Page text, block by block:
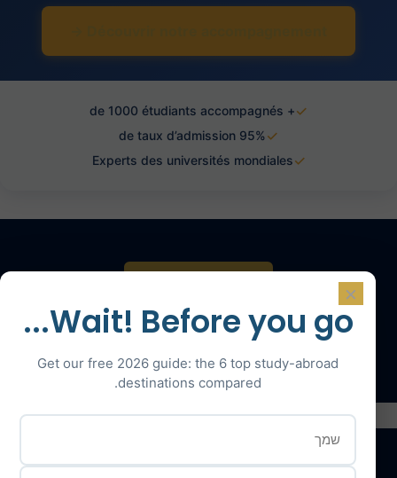
+ de 1000 étudiants accompagnés
95% de taux d’admission
Experts des universités mondiales
דברו עם מומחה
Wait! Before you go...
Get our free 2026 guide: the 6 top study-abroad
destinations compared.